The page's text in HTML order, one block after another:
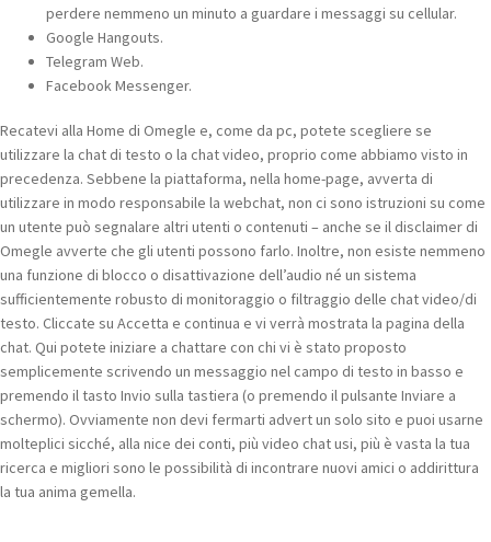
perdere nemmeno un minuto a guardare i messaggi su cellular.
Google Hangouts.
Telegram Web.
Facebook Messenger.
Recatevi alla Home di Omegle e, come da pc, potete scegliere se
utilizzare la chat di testo o la chat video, proprio come abbiamo visto in
precedenza. Sebbene la piattaforma, nella home-page, avverta di
utilizzare in modo responsabile la webchat, non ci sono istruzioni su come
un utente può segnalare altri utenti o contenuti – anche se il disclaimer di
Omegle avverte che gli utenti possono farlo. Inoltre, non esiste nemmeno
una funzione di blocco o disattivazione dell’audio né un sistema
sufficientemente robusto di monitoraggio o filtraggio delle chat video/di
testo. Cliccate su Accetta e continua e vi verrà mostrata la pagina della
chat. Qui potete iniziare a chattare con chi vi è stato proposto
semplicemente scrivendo un messaggio nel campo di testo in basso e
premendo il tasto Invio sulla tastiera (o premendo il pulsante Inviare a
schermo). Ovviamente non devi fermarti advert un solo sito e puoi usarne
molteplici sicché, alla nice dei conti, più video chat usi, più è vasta la tua
ricerca e migliori sono le possibilità di incontrare nuovi amici o addirittura
la tua anima gemella.